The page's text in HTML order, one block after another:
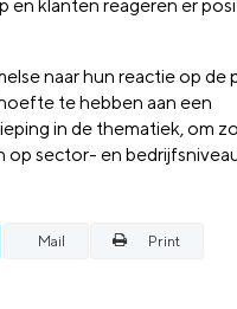
en klanten reageren er
naar hun reactie op de
te hebben aan een
in de thematiek, om
op sector- en
Mail Print